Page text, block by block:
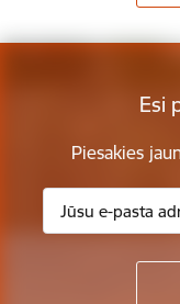
Esi
Piesakies